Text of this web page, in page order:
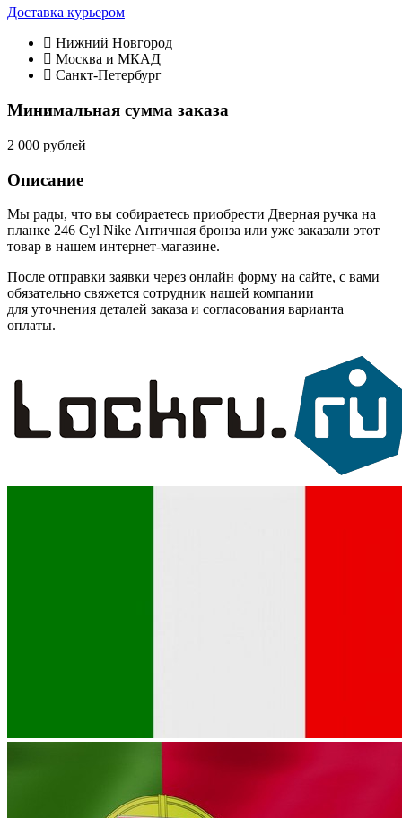
Доставка курьером
Нижний Новгород
Москва и МКАД
Санкт-Петербург
Минимальная сумма заказа
2 000 рублей
Описание
Мы рады, что вы собираетесь приобрести Дверная ручка на
планке 246 Cyl Nike Античная бронза или уже заказали этот
товар в нашем интернет-магазине.
После отправки заявки через онлайн форму на сайте, с вами
обязательно свяжется сотрудник нашей компании
для уточнения деталей заказа и согласования варианта
оплаты.